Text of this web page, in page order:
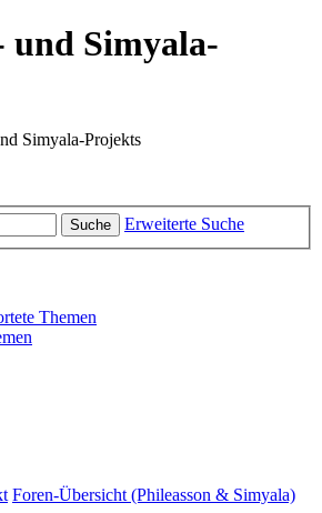
und Simyala-
Simyala-Projekts
Suche Erweiterte Suche
Themen
Foren-Übersicht (Phileasson & Simyala)